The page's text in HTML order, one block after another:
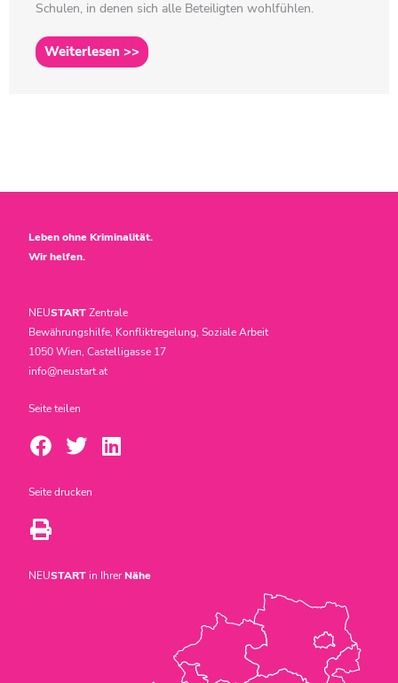
Schulen, in denen sich alle Beteiligten wohlfühlen.
Weiterlesen >>
Leben ohne Kriminalität.
Wir helfen.
NEUSTARTZentrale
Bewährungshilfe, Konfliktregelung, Soziale Arbeit
1050 Wien, Castelligasse 17
info@neustart.at
Seite teilen
Seite drucken
NEUSTARTin IhrerNähe